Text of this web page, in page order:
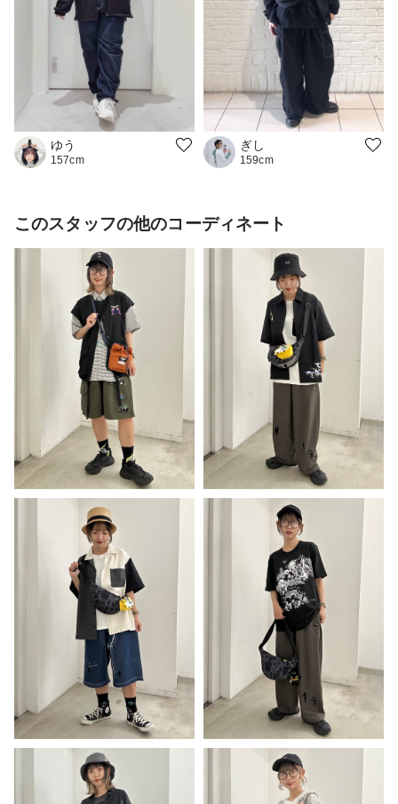
ゆう
157cm
ぎし
159cm
このスタッフの他のコーディネート